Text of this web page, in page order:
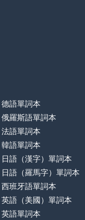
德語單詞本
俄羅斯語單詞本
法語單詞本
韓語單詞本
日語（漢字）單詞本
日語（羅馬字）單詞本
西班牙語單詞本
英語（美國）單詞本
英語單詞本